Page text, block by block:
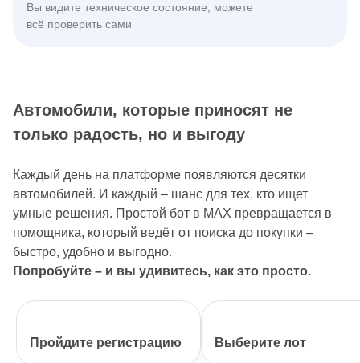
Вы видите техническое состояние, можете
всё проверить сами
Автомобили, которые приносят не
только радость, но и выгоду
Каждый день на платформе появляются десятки
автомобилей. И каждый – шанс для тех, кто ищет
умные решения. Простой бот в MAX превращается в
помощника, который ведёт от поиска до покупки –
быстро, удобно и выгодно.
Попробуйте – и вы удивитесь, как это просто.
Пройдите регистрацию Выберите лот